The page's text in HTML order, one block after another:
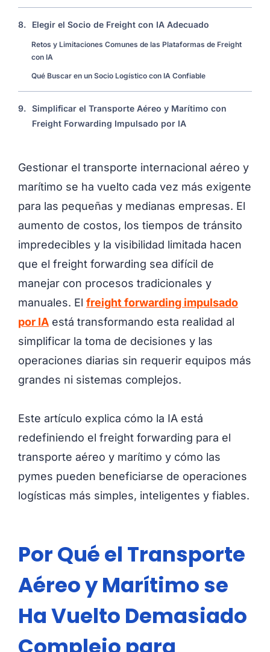
Gestionar el transporte internacional aéreo y
marítimo se ha vuelto cada vez más exigente
para las pequeñas y medianas empresas. El
aumento de costos, los tiempos de tránsito
impredecibles y la visibilidad limitada hacen
que el freight forwarding sea difícil de
manejar con procesos tradicionales y
manuales. El freight forwarding impulsado
por IA está transformando esta realidad al
simplificar la toma de decisiones y las
operaciones diarias sin requerir equipos más
grandes ni sistemas complejos.
Este artículo explica cómo la IA está
redefiniendo el freight forwarding para el
transporte aéreo y marítimo y cómo las
pymes pueden beneficiarse de operaciones
logísticas más simples, inteligentes y fiables.
Por Qué el Transporte
Aéreo y Marítimo se
Ha Vuelto Demasiado
8. Elegir el Socio de Freight con IA Adecuado
Retos y Limitaciones Comunes de las Plataformas de Freight
con IA
Qué Buscar en un Socio Logístico con IA Confiable
9. Simplificar el Transporte Aéreo y Marítimo con
Freight Forwarding Impulsado por IA